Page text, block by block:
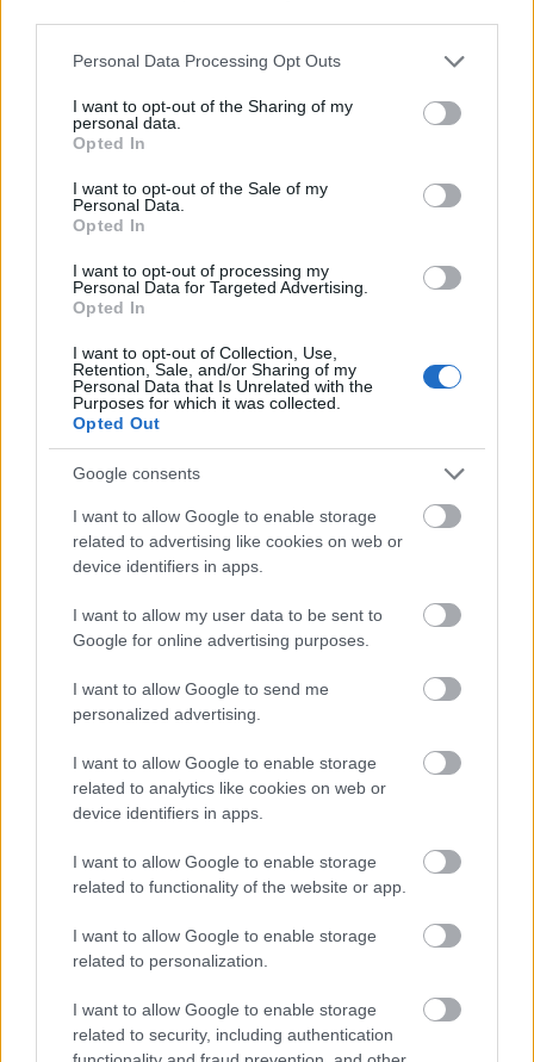
Please note that this website/app uses one or more Google
not limited to your visit or usage behaviour. You may click to
grant or deny consent to Google and its third-party tags to
use your data for below specified purposes in below Google
consent section.
Personal Data Processing Opt Outs
I want to opt-out of the Sharing of my
personal data.
Opted In
I want to opt-out of the Sale of my
Personal Data.
Opted In
I want to opt-out of processing my
Personal Data for Targeted Advertising.
Opted In
I want to opt-out of Collection, Use,
Retention, Sale, and/or Sharing of my
Personal Data that Is Unrelated with the
Purposes for which it was collected.
Opted Out
Google consents
I want to allow Google to enable storage
related to advertising like cookies on web or
device identifiers in apps.
I want to allow my user data to be sent to
Google for online advertising purposes.
I want to allow Google to send me
personalized advertising.
I want to allow Google to enable storage
related to analytics like cookies on web or
device identifiers in apps.
I want to allow Google to enable storage
related to functionality of the website or app.
I want to allow Google to enable storage
related to personalization.
I want to allow Google to enable storage
related to security, including authentication
@ati27: Ha egy trabantot "ferrari" pirosra festesz,
nem értem. ez mire hasonlat?
tesz-vesz
16 éve
@ati27
: jó ötlet, de a régi meg a mostani
posztkommunista Magyarországot
összehasonlítani, nem feltétlenül jó ötlet. régen a
színvonalunk Ny-európai szinten volt, arról nem is
beszélve hogy minden fontos ember hazafi volt.
leszámítva egy-két újságot
ati27
16 éve
@tesz-vesz:
Olvasd el az elötte lévő két három mondatot. És ne
csak kiragadj egyegy kifejezést amit írtam, kérlek..
Különben elég jól alkalmazod a régi-új komcsi
trükköket.
ati27
16 éve
beilleszkedését kelet-európai relációban értettem -
ukrajna, -balkán félsziget, oroszország, stb.
16 éve
@tesz-vesz: azt hiszem ennek is már sok sok éve.